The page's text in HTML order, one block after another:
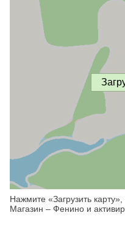
Нажмите «Загрузить
Магазин – Фенино и